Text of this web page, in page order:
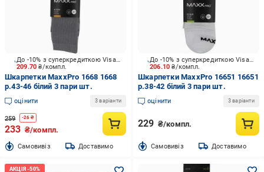
209.70₴/компл.
До -10% з суперкредиткою Visa Вигода
Шкарпетки MaxxPro 1668 1668
р.43-46 білий 3 пари шт.
оцінити 3 варіанти
259 -26 ₴
233 ₴/компл.
Cамовивіз Доставимо
206.10₴/компл.
До -10% з суперкредиткою Visa Вигода
Шкарпетки MaxxPro 16651 16651
р.38-42 білий 3 пари шт.
оцінити 3 варіанти
229 ₴/компл.
Cамовивіз Доставимо